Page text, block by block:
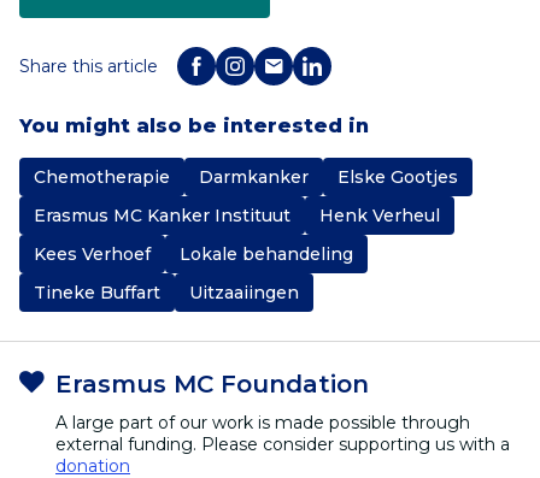
Share this article
You might also be interested in
Chemotherapie Darmkanker
Elske Gootjes
Erasmus MC Kanker Instituut
Henk Verheul
Kees Verhoef
Lokale behandeling
Tineke Buffart
Uitzaaiingen
Erasmus MC Foundation
A large part of our work is made possible through
external funding. Please consider supporting us with a
donation